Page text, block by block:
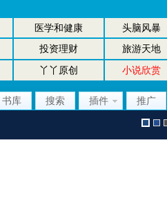
医学和健康 头脑风暴
投资理财 旅游天地
丫丫原创 小说欣赏
书库 搜索 插件 推广